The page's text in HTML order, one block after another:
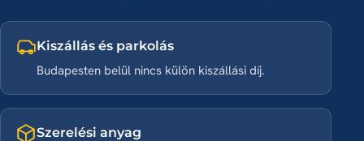
Kiszállás és parkolás
Budapesten belül nincs külön kiszállási díj.
Szerelési anyag